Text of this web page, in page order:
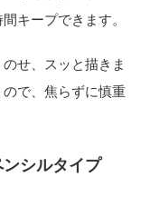
キープできます。
せ、スッと描きま
で、焦らずに慎重
ンシルタイプ